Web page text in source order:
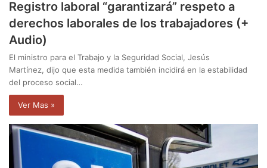
Registro laboral “garantizará” respeto a
derechos laborales de los trabajadores (+
Audio)
El ministro para el Trabajo y la Seguridad Social, Jesús
Martínez, dijo que esta medida también incidirá en la estabilidad
del proceso social…
Ver Mas »